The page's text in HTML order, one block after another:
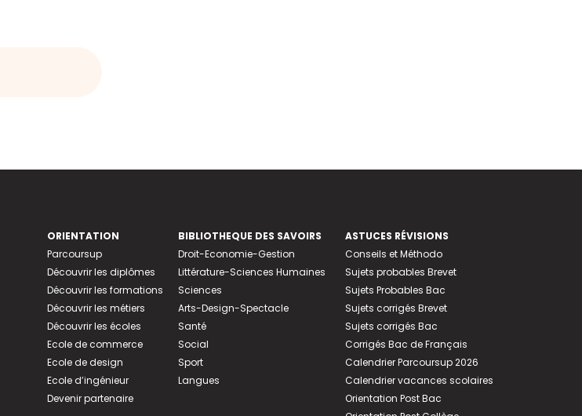
ORIENTATION
Parcoursup
Découvrir les diplômes
Découvrir les formations
Découvrir les métiers
Découvrir les écoles
Ecole de commerce
Ecole de design
Ecole d’ingénieur
Devenir partenaire
BIBLIOTHEQUE DES SAVOIRS
Droit-Economie-Gestion
Littérature-Sciences Humaines
Sciences
Arts-Design-Spectacle
Santé
Social
Sport
Langues
ASTUCES RÉVISIONS
Conseils et Méthodo
Sujets probables Brevet
Sujets Probables Bac
Sujets corrigés Brevet
Sujets corrigés Bac
Corrigés Bac de Français
Calendrier Parcoursup 2026
Calendrier vacances scolaires
Orientation Post Bac